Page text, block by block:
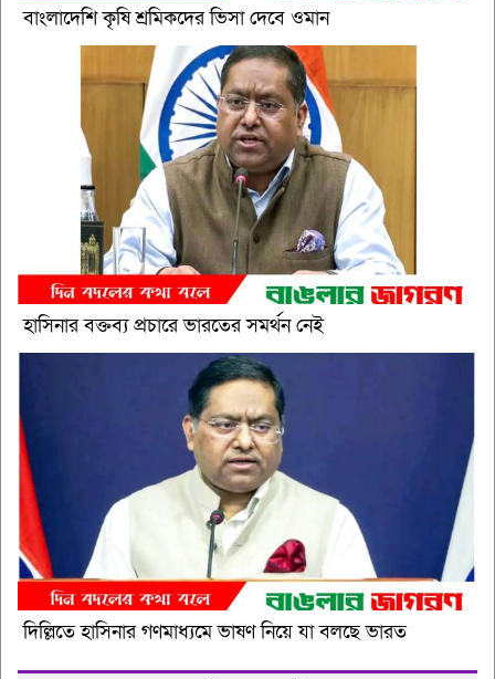
বাংলাদেশি কৃষি শ্রমিকদের ভিসা দেবে ওমান
হাসিনার বক্তব্য প্রচারে ভারতের সমর্থন নেই
দিল্লিতে হাসিনার গণমাধ্যমে ভাষণ নিয়ে যা বলছে ভারত